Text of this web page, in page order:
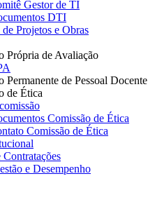
Gestor de TI
DTI
Projetos e Obras
Própria de Avaliação
Permanente de Pessoal Docente
de Ética
Comissão de Ética
Comissão de Ética
e Desempenho